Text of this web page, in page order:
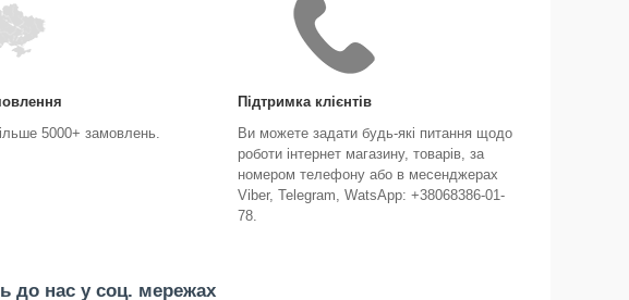
5000+ замовлень.
Підтримка клієнтів
Ви можете задати будь-які питання щодо
роботи інтернет магазину, товарів, за
номером телефону або в месенджерах
Viber, Telegram, WatsApp: +38068386-01-
78.
до нас у соц. мережах